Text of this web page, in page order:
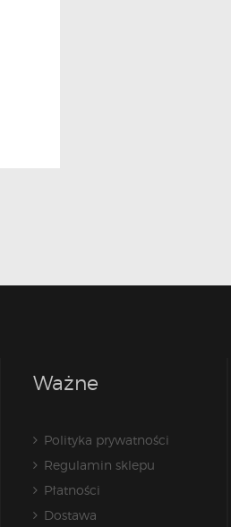
Ważne
Polityka prywatności
Regulamin sklepu
Płatności
Dostawa